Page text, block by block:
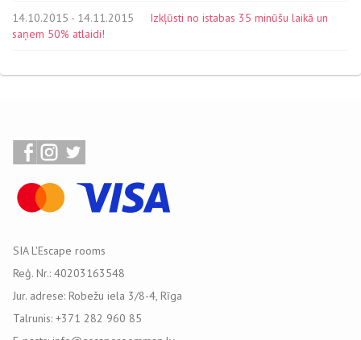
14.10.2015 - 14.11.2015
Izkļūsti no istabas 35 minūšu laikā un
saņem 50% atlaidi!
SIA L'Escape rooms
Reģ. Nr.: 40203163548
Jur. adrese: Robežu iela 3/8-4, Rīga
Talrunis: +371 282 960 85